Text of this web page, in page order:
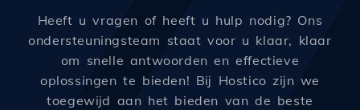
Heeft u vragen of heeft u hulp nodig? Ons
ondersteuningsteam staat voor u klaar, klaar
om snelle antwoorden en effectieve
oplossingen te bieden! Bij Hostico zijn we
toegewijd aan het bieden van de beste